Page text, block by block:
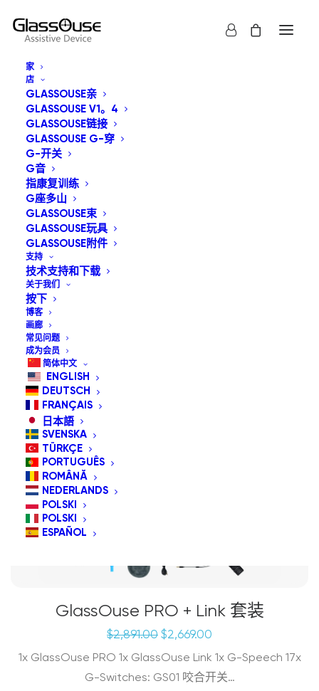
家
店
GLASSOUSE亲
GLASSOUSE V1。4
GLASSOUSE链接
GLASSOUSE G-穿
G-开关
G音
指康复训练
G座多山
GLASSOUSE束
GLASSOUSE玩具
GLASSOUSE附件
支持
技术支持和下载
关于我们
按下
博客
画廊
常见问题
成为会员
简体中文
ENGLISH
DEUTSCH
FRANÇAIS
日本語
SVENSKA
TÜRKÇE
PORTUGUÊS
ROMÂNĂ
NEDERLANDS
POLSKI
POLSKI
ESPAÑOL
促销中
套餐特惠
GlassOuse PRO + Link 套装
$2,891.00 原
为：
$2,891.00。
$2,669.00
价
格
1x GlassOuse PRO 1x GlassOuse Link 1x G-Speech 17x
G-Switches: GS01 咬合开关…